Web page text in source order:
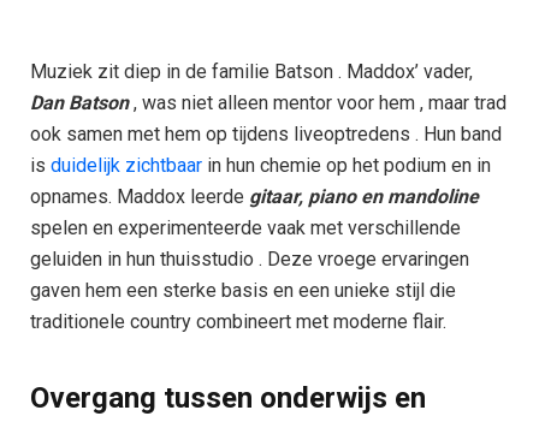
Muziek zit diep in de familie Batson . Maddox’ vader,
Dan Batson, was niet alleen mentor voor hem , maar trad
ook samen met hem op tijdens liveoptredens . Hun band
is duidelijk zichtbaar in hun chemie op het podium en in
opnames. Maddox leerde gitaar, piano en mandoline
spelen en experimenteerde vaak met verschillende
geluiden in hun thuisstudio . Deze vroege ervaringen
gaven hem een sterke basis en een unieke stijl die
traditionele country combineert met moderne flair.
Overgang tussen onderwijs en